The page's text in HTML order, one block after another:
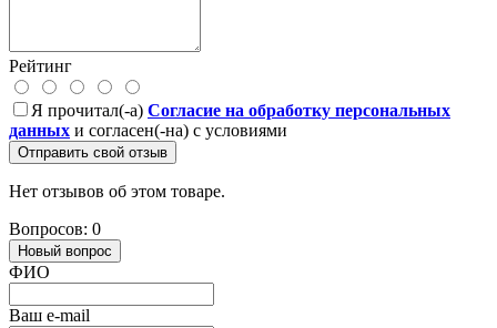
Рейтинг
Я прочитал(-а) Согласие на обработку персональных
данных и согласен(-на) с условиями
Отправить свой отзыв
Нет отзывов об этом товаре.
Вопросов: 0
Новый вопрос
ФИО
Ваш e-mail